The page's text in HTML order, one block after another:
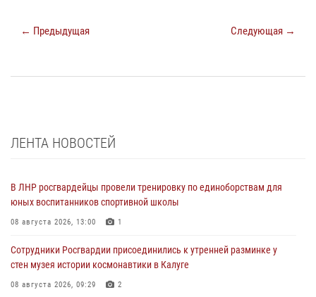
← Предыдущая Следующая →
ЛЕНТА НОВОСТЕЙ
В ЛНР росгвардейцы провели тренировку по единоборствам для
юных воспитанников спортивной школы
08 августа 2026, 13:00 1
Сотрудники Росгвардии присоединились к утренней разминке у
стен музея истории космонавтики в Калуге
08 августа 2026, 09:29 2